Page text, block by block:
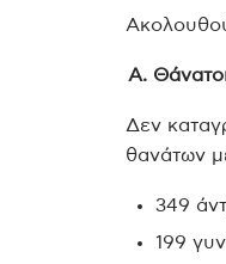
Α.
Δεν
θανάτων
349
199